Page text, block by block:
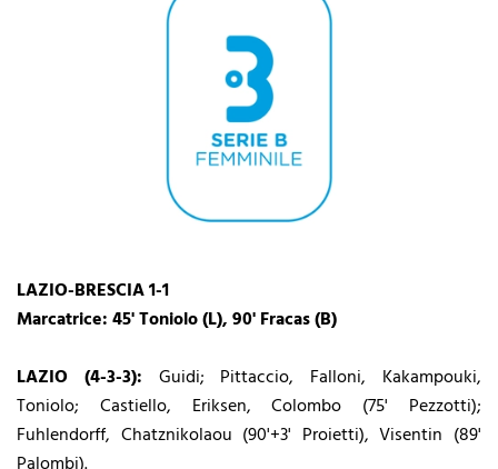
LAZIO-BRESCIA 1-1
Marcatrice: 45' Toniolo (L), 90' Fracas (B)
LAZIO (4-3-3): Guidi; Pittaccio, Falloni, Kakampouki,
Toniolo; Castiello, Eriksen, Colombo (75' Pezzotti);
Fuhlendorff, Chatznikolaou (90'+3' Proietti), Visentin (89'